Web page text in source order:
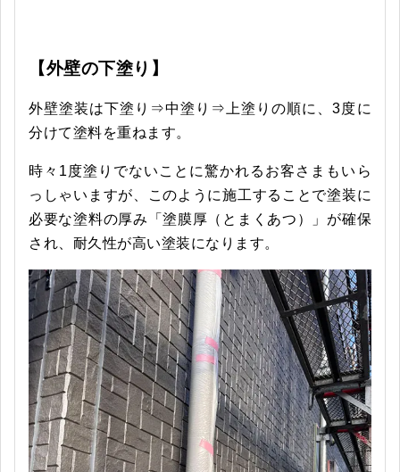
【外壁の下塗り】
外壁塗装は下塗り⇒中塗り⇒上塗りの順に、3度に
分けて塗料を重ねます。
時々1度塗りでないことに驚かれるお客さまもいら
っしゃいますが、このように施工することで塗装に
必要な塗料の厚み「塗膜厚（とまくあつ）」が確保
され、耐久性が高い塗装になります。